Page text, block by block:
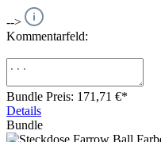
-->
Kommentarfeld:
Bundle Preis: 171,71 €*
Details
Bundle